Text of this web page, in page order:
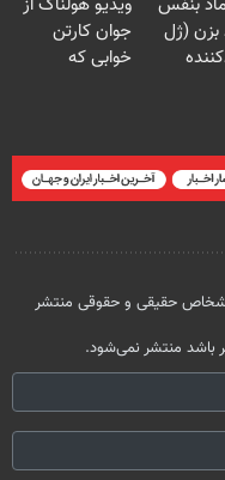
فقط ۲۵ میلیون
بنفس
بزن (ژل
ویدیو هولناک از
جوان کارتن
خوابی که
اشخاص حقیقی و حقوقی منتشر
باشد منتشر نمی‌شود.